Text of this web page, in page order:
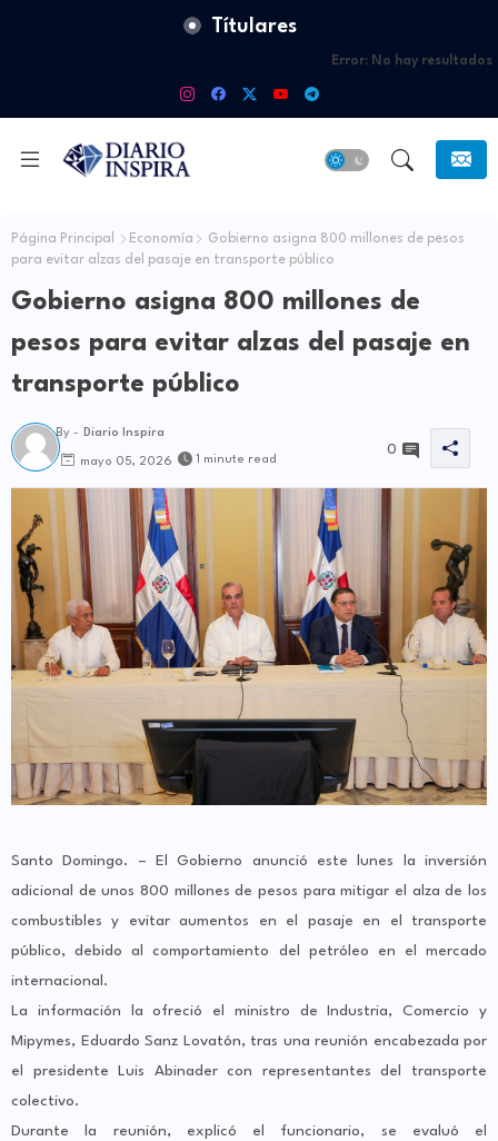
Títulares
Error: No hay resultados
Página Principal Economía
Gobierno asigna 800 millones de pesos
para evitar alzas del pasaje en transporte público
Gobierno asigna 800 millones de
pesos para evitar alzas del pasaje en
transporte público
By - Diario Inspira
mayo 05, 2026 1 minute read
0
Santo Domingo. – El Gobierno anunció este lunes la inversión
adicional de unos 800 millones de pesos para mitigar el alza de los
combustibles y evitar aumentos en el pasaje en el transporte
público, debido al comportamiento del petróleo en el mercado
internacional.
La información la ofreció el ministro de Industria, Comercio y
Mipymes, Eduardo Sanz Lovatón, tras una reunión encabezada por
el presidente Luis Abinader con representantes del transporte
colectivo.
Durante la reunión, explicó el funcionario, se evaluó el